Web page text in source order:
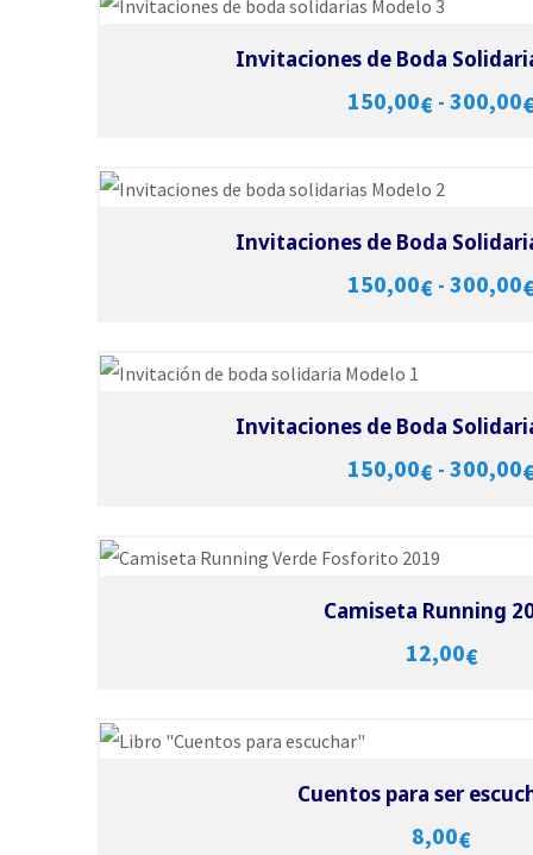
Invitaciones de Boda
150,00€ - 300,00
Invitaciones de Boda
150,00€ - 300,00
Invitaciones de Boda
150,00€ - 300,00
Camiseta Running
12,00€
Cuentos para ser
8,00€